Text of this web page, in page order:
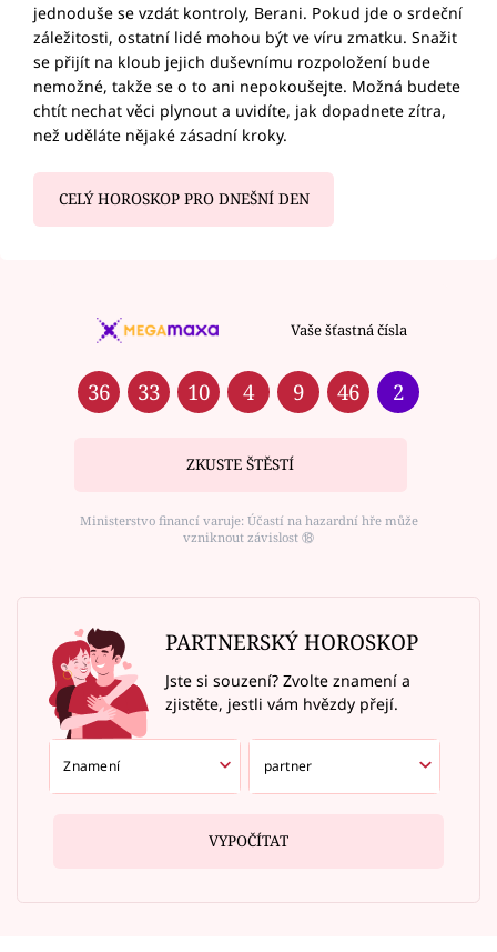
jednoduše se vzdát kontroly, Berani. Pokud jde o srdeční
záležitosti, ostatní lidé mohou být ve víru zmatku. Snažit
se přijít na kloub jejich duševnímu rozpoložení bude
nemožné, takže se o to ani nepokoušejte. Možná budete
chtít nechat věci plynout a uvidíte, jak dopadnete zítra,
než uděláte nějaké zásadní kroky.
CELÝ HOROSKOP PRO DNEŠNÍ DEN
Vaše šťastná čísla
36 33 10 4 9 46 2
ZKUSTE ŠTĚSTÍ
Ministerstvo financí varuje: Účastí na hazardní hře může
vzniknout závislost ⑱
PARTNERSKÝ HOROSKOP
Jste si souzení? Zvolte znamení a
zjistěte, jestli vám hvězdy přejí.
VYPOČÍTAT